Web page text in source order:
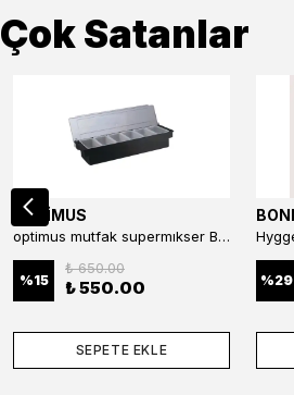
Çok Satanlar
OPTİMUS
optimus mutfak supermıkser Bar Konteyner 6'lı 50×16×9 cm Kapaklı Polikarbon Organizer Bar & Kafe
%15
₺ 650.00
₺ 550.00
SEPETE EKLE
%29